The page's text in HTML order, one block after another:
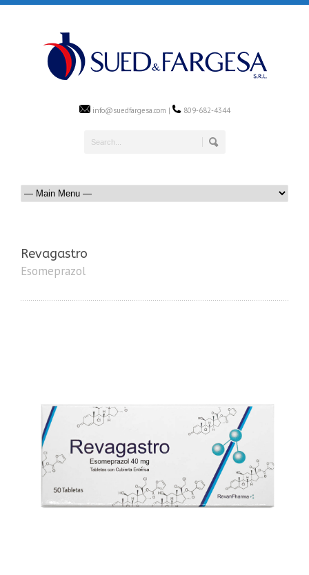
info@suedfargesa.com | 809-682-4344
Revagastro
Esomeprazol